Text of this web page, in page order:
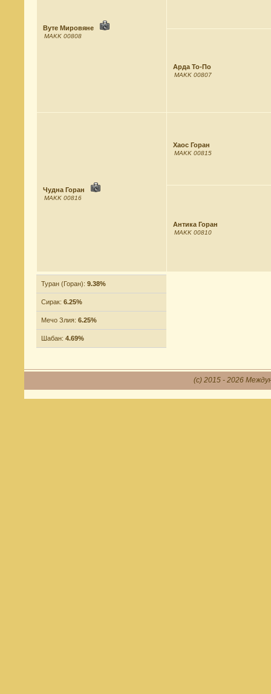
Вуте Мировяне
MAKK 00808
Арда То-По
MAKK 00807
Чудна Горан
MAKK 00816
Хаос Горан
MAKK 00815
Антика Горан
MAKK 00810
Туран (Горан): 9.38%
Сирак: 6.25%
Мечо Злия: 6.25%
Шабан: 4.69%
(c) 2015 - 2026